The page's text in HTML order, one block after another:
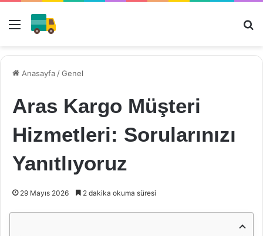
Menü
Anasayfa /Genel
Aras Kargo Müşteri
Hizmetleri: Sorularınızı
Yanıtlıyoruz
29 Mayıs 2026 2 dakika okuma süresi